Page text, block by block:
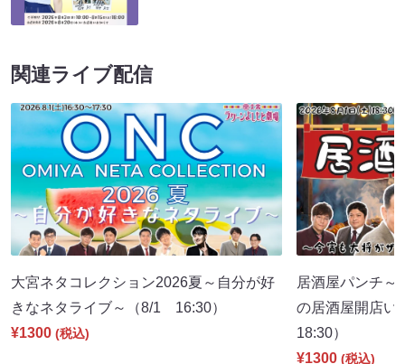
関連ライブ配信
大宮ネタコレクション2026夏～自分が好
きなネタライブ～（8/1 16:30）
¥1300 (税込)
居酒屋パンチ～
の居酒屋開店
18:30）
¥1300 (税込)